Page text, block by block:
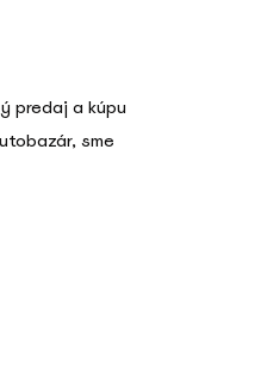
predaj a kúpu
sme